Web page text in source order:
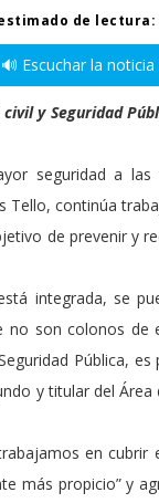
de lectura:
🔊 Escuchar la noticia
y Seguridad
seguridad a
Tello, continúa
de prevenir y
integrada, se
no son colonos
Pública,
y titular del
en
más propicio” y